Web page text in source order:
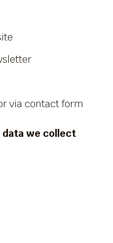
via contact form
data we collect